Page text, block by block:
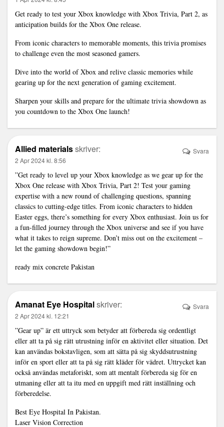
Get ready to test your Xbox knowledge with Xbox Trivia, Part 2, as
anticipation builds for the Xbox One release.
From iconic characters to memorable moments, this trivia promises
to challenge even the most seasoned gamers.
Dive into the world of Xbox and relive classic memories while
gearing up for the next generation of gaming excitement.
Sharpen your skills and prepare for the ultimate trivia showdown as
you countdown to the Xbox One launch!
Allied materialsskriver:
2 Apr 2024 kl. 8:56
”Get ready to level up your Xbox knowledge as we gear up for the
Xbox One release with Xbox Trivia, Part 2! Test your gaming
expertise with a new round of challenging questions, spanning
classics to cutting-edge titles. From iconic characters to hidden
Easter eggs, there’s something for every Xbox enthusiast. Join us for
a fun-filled journey through the Xbox universe and see if you have
what it takes to reign supreme. Don’t miss out on the excitement –
let the gaming showdown begin!”
ready mix concrete Pakistan
Svara
Amanat Eye Hospitalskriver:
2 Apr 2024 kl. 12:21
”Gear up” är ett uttryck som betyder att förbereda sig ordentligt
eller att ta på sig rätt utrustning inför en aktivitet eller situation. Det
kan användas bokstavligen, som att sätta på sig skyddsutrustning
inför en sport eller att ta på sig rätt kläder för vädret. Uttrycket kan
också användas metaforiskt, som att mentalt förbereda sig för en
utmaning eller att ta itu med en uppgift med rätt inställning och
förberedelse.
Best Eye Hospital In Pakistan.
Laser Vision Correction
Svara